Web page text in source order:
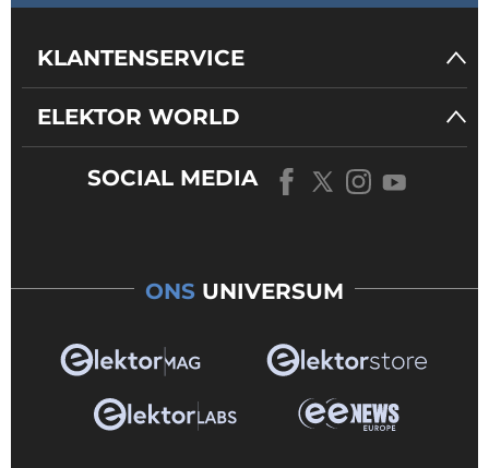
KLANTENSERVICE
ELEKTOR WORLD
SOCIAL MEDIA
ONS UNIVERSUM